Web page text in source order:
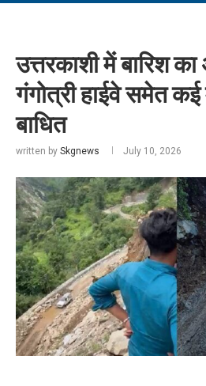
उत्तरकाशी में बारिश
गंगोत्री हाईवे समेत
बाधित
written by Skgnews July 10, 2026